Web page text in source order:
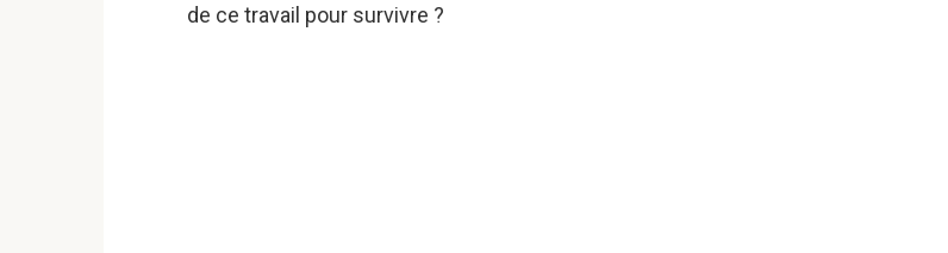
de ce travail pour survivre ?